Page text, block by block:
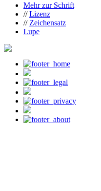
Mehr zur Schrift
//Lizenz
// Zeichensatz
Lupe